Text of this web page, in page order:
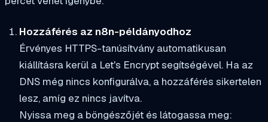
Hozzáférés az n8n-példányodhoz
Érvényes HTTPS-tanúsítvány automatikusan
kiállításra kerül a Let's Encrypt segítségével. Ha az
DNS még nincs konfigurálva, a hozzáférés sikertelen
lesz, amíg ez nincs javítva.
Nyissa meg a böngészőjét és látogassa meg: